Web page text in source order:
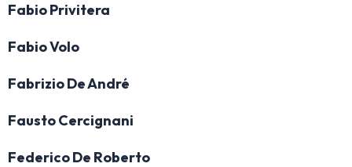
Fabio Privitera
Fabio Volo
Fabrizio De André
Fausto Cercignani
Federico De Roberto